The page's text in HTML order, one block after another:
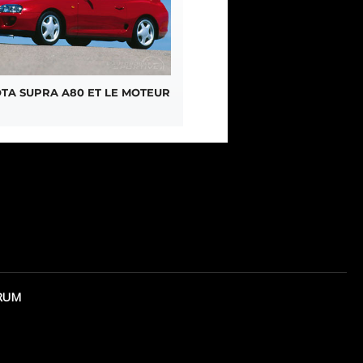
SUPRA A80 ET LE MOTEUR